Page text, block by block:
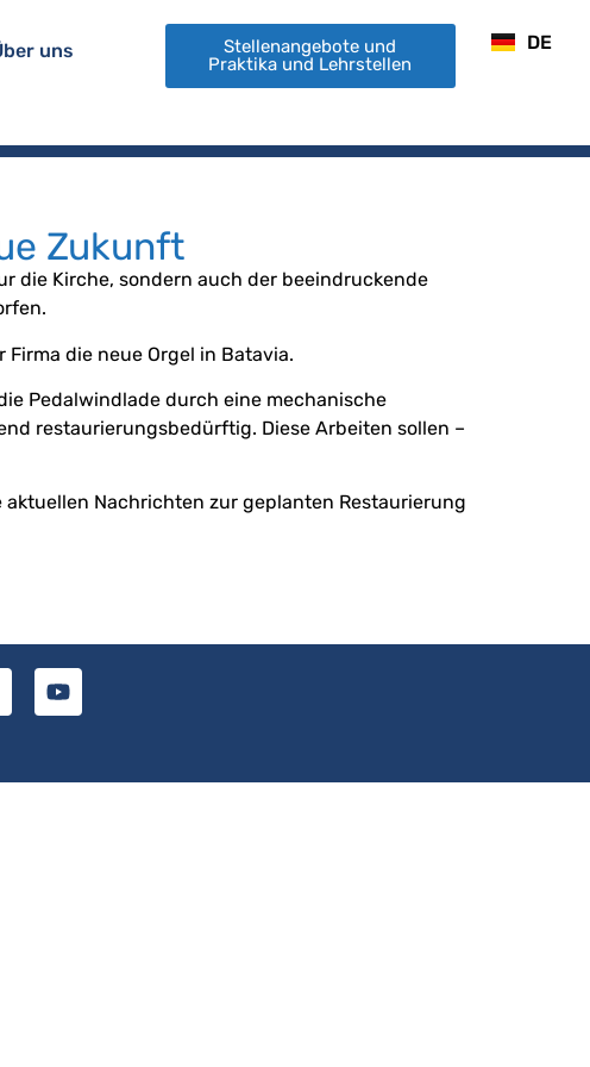
uns
Stellenangebote und
Praktika und Lehrstellen
DE
FR
Zukunft
die Kirche, sondern auch der beeindruckende
die neue Orgel in Batavia.
Pedalwindlade durch eine mechanische
restaurierungsbedürftig. Diese Arbeiten sollen –
Nachrichten zur geplanten Restaurierung